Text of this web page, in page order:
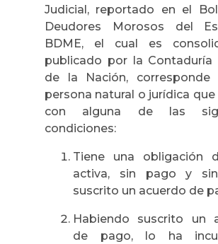
Judicial, reportado en el
Deudores Morosos del
BDME, el cual es
publicado por la Contaduría
de la Nación,
persona natural o jurídica
con alguna de las
condiciones:
Tiene una obligación
activa, sin pago y
suscrito un acuerdo de
Habiendo suscrito un
de pago, lo ha